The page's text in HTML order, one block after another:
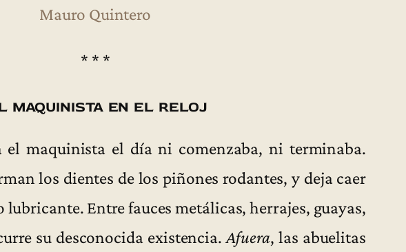
Mauro Quintero
* * *
maquinista en el reloj
maquinista el día ni comenzaba, ni terminaba.
los dientes de los piñones rodantes, y deja caer
lubricante. Entre fauces metálicas, herrajes, guayas,
su desconocida existencia.Afuera, las abuelitas